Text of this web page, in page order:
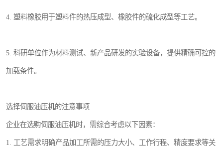
4. 塑料橡胶用于塑料件的热压成型、橡胶件的硫化成型等工艺。
5. 科研单位作为材料测试、新产品研发的实验设备，提供精确可控的
加载条件。
选择伺服油压机的注意事项
企业在选购伺服油压机时，需综合考虑以下因素：
1. 工艺需求明确产品加工所需的压力大小、工作行程、精度要求等关